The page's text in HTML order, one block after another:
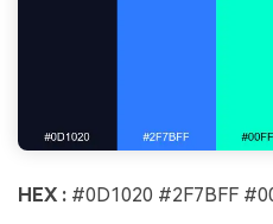
HEX : #0D1020 #2F7BFF